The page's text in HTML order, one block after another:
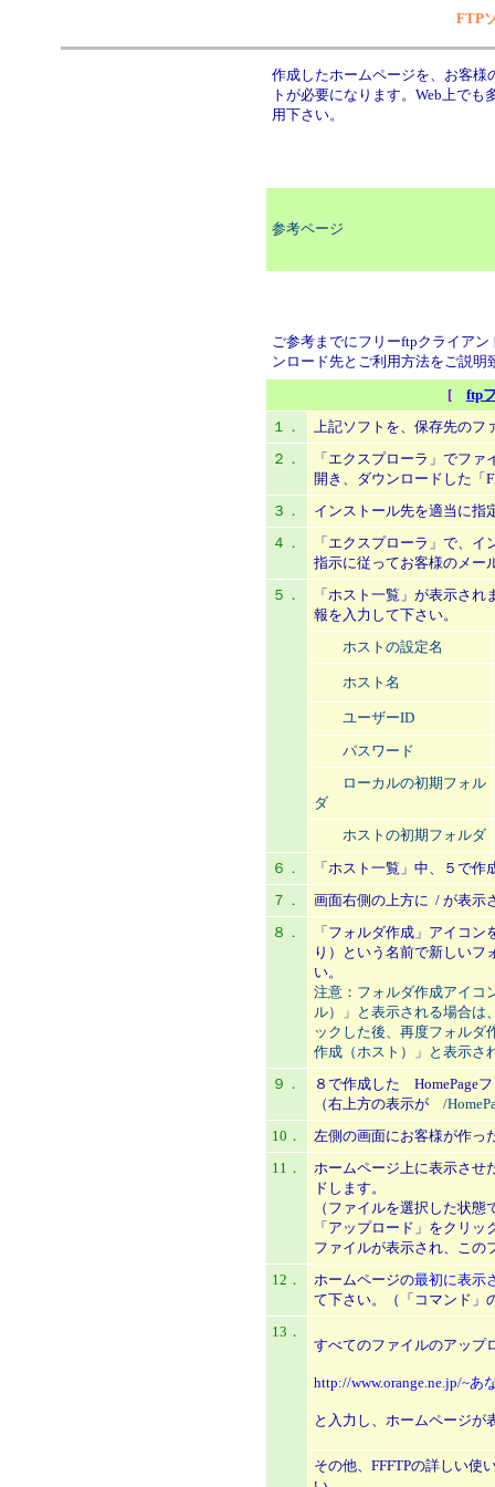
FTP
作成したホームページを、お客様
トが必要になります。Web上で
用下さい。
参考ページ
ご参考までにフリーftpクライアン
ンロード先とご利用方法をご説明
[ ftp
１．
上記ソフトを、保存先のフ
２．
「エクスプローラ」でフ
開き、ダウンロードした「
３．
インストール先を適当に指
４．
「エクスプローラ」で、イ
指示に従ってお客様のメー
５．
「ホスト一覧」が表示さ
報を入力して下さい。
ホストの設定名
ホスト名
ユーザーID
パスワード
ローカルの初期フォル
ダ
ホストの初期フォルダ
６．
「ホスト一覧」中、５で
７．
画面右側の上方に / が表示
８．
「フォルダ作成」アイコン
り）という名前で新しいフ
い。
注意：フォルダ作成アイコ
ル）」と表示される場合は
ックした後、再度フォルダ
作成（ホスト）」と表示さ
９．
８で作成した HomePage
（右上方の表示が
/
10．
左側の画面にお客様が作っ
11．
ホームページ上に表示させ
ドします。
（ファイルを選択した状
「アップロード」をクリ
ファイルが表示され、この
12．
ホームページの最初に表示
て下さい。（「コマンド」
13．
すべてのファイルのアップ
http://www.orange.ne.jp/~あ
と入力し、ホームページが
その他、FFFTPの詳しい使